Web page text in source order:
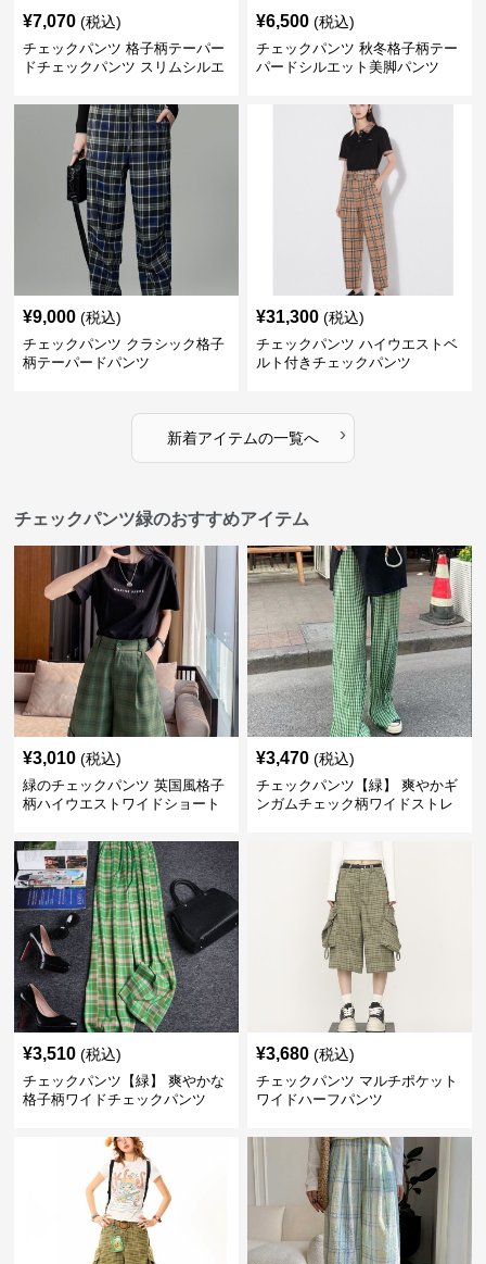
¥7,070 (税込)
チェックパンツ 格子柄テーパー
ドチェックパンツ スリムシルエ
¥6,500 (税込)
チェックパンツ 秋冬格子柄テー
パードシルエット美脚パンツ
¥9,000 (税込)
チェックパンツ クラシック格子
柄テーパードパンツ
¥31,300 (税込)
チェックパンツ ハイウエストベ
ルト付きチェックパンツ
新着アイテムの一覧へ ›
チェックパンツ緑のおすすめアイテム
¥3,010 (税込)
緑のチェックパンツ 英国風格子
柄ハイウエストワイドショート
¥3,470 (税込)
チェックパンツ【緑】 爽やかギ
ンガムチェック柄ワイドストレ
¥3,510 (税込)
チェックパンツ【緑】 爽やかな
格子柄ワイドチェックパンツ
¥3,680 (税込)
チェックパンツ マルチポケット
ワイドハーフパンツ